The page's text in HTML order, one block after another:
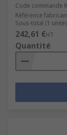
Code commande
Référence
Sous-total (1 unité)
242,61 €HT
Quantité